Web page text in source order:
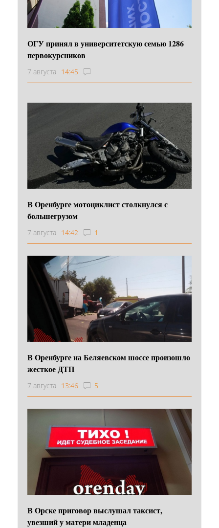
ОГУ принял в университетскую семью 1286
первокурсников
7 августа 14:45
В Оренбурге мотоциклист столкнулся с
большегрузом
7 августа 14:42 1
В Оренбурге на Беляевском шоссе произошло
жесткое ДТП
7 августа 13:46 5
В Орске приговор выслушал таксист,
увезший у матери младенца